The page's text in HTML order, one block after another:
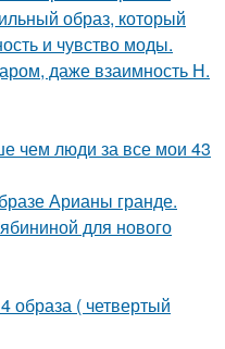
образ, который
и чувство моды.
даже взаимность Н.
чем люди за все мои 43
Арианы гранде.
для нового
образа ( четвертый